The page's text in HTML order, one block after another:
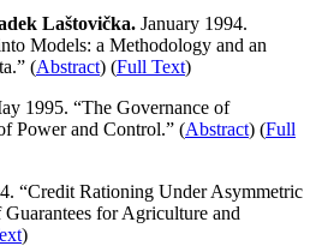
Laštovička. January 1994.
Models: a Methodology and an
(Abstract) (Full Text)
1995. “The Governance of
Power and Control.” (Abstract) (Full
“Credit Rationing Under Asymmetric
for Agriculture and
)